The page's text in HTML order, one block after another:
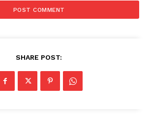
SHARE POST: